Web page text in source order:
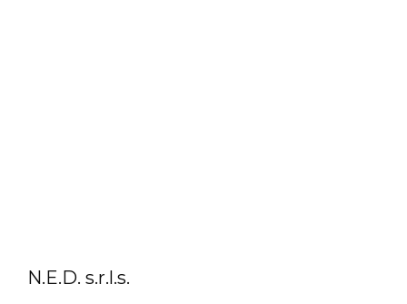
N.E.D. s.r.l.s.